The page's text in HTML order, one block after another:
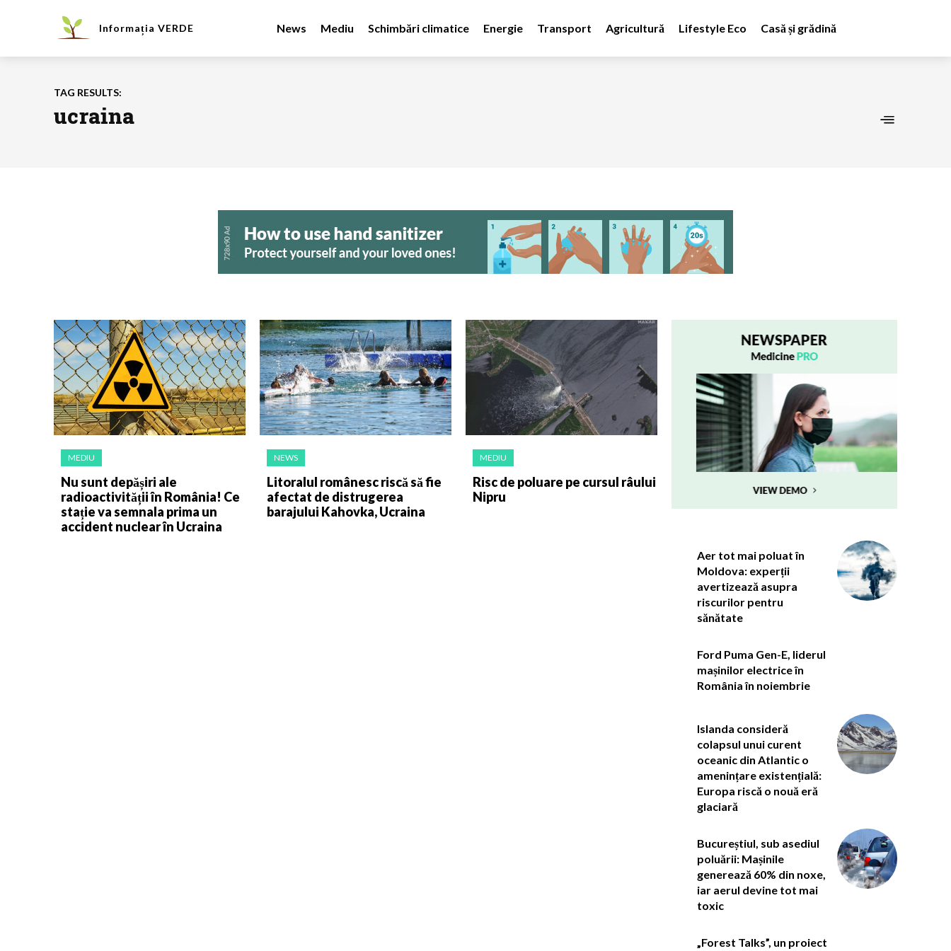
Informația VERDE News Mediu Schimbări climatice Energie Transport Agricultură Lifestyle Eco Casă și grădină
TAG RESULTS:
ucraina
MEDIU
Nu sunt depășiri ale
radioactivității în România! Ce
stație va semnala prima un
accident nuclear în Ucraina
NEWS
Litoralul românesc riscă să fie
afectat de distrugerea
barajului Kahovka, Ucraina
MEDIU
Risc de poluare pe cursul râului
Nipru
Aer tot mai poluat în
Moldova: experții
avertizează asupra
riscurilor pentru
sănătate
Ford Puma Gen-E, liderul
mașinilor electrice în
România în noiembrie
Islanda consideră
colapsul unui curent
oceanic din Atlantic o
amenințare existențială:
Europa riscă o nouă eră
glaciară
Bucureștiul, sub asediul
poluării: Mașinile
generează 60% din noxe,
iar aerul devine tot mai
toxic
„Forest Talks”, un proiect